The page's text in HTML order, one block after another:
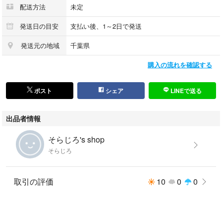
使わないので出品します。
#096619562473
#インテリア/住まい/日用品
配送方法 未定
発送日の目安 支払い後、1～2日で発送
発送元の地域 千葉県
購入の流れを確認する
ポスト シェア LINEで送る
出品者情報
そらじろ's shop
そらじろ
取引の評価 10 0 0